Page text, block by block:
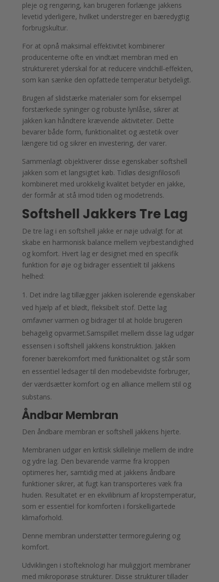
pleje og rengøring, kan brugeren forlænge jakkens
levetid yderligere, hvilket understreger en bæredygtig
forbrugskultur.
For at opnå maksimal effektivitet kombinerer
producenterne ofte en vindtæt membran med en
struktureret yderskal for at reducere vindchill-effekten,
som kan sænke den opfattede temperatur betydeligt.
Brugen af slidstærke materialer som for eksempel
forstærkede syninger og robuste lynlåse, sikrer at
jakken kan håndtere krævende aktiviteter. Dette
bevarer både form, funktionalitet og æstetik over
længere tid og sikrer en investering, der varer.
Sammenlagt objektiverer disse egenskaber softshell
jakken som et langsigtet køb. Tidløs designfilosofi
kombineret med urokkelig kvalitet betyder en jakke,
der formår at stå imod tiden og modetrends.
Softshell Jakkers Tre Lag
De tre lag i en softshell jakke er nøje udvalgt for at
skabe en harmonisk balance mellem vejrbestandighed
og komfort. Hvert lag er designet med en specifik
funktion for øje og bidrager essentielt til jakkens
helhed:
Det indre lag tillægger jakken isolerende egenskaber
ved hjælp af et blødt, fleksibelt stof. Dette lag
omfavner varmen og bidrager til at holde brugeren
behagelig opvarmet.Samspillet mellem disse lag udgør
essensen i softshell jakkens konstruktion. Jakken
forener bærekomfort med funktionalitet og står som
en essentiel ledsager til den modebevidste forbruger,
der værdsætter komfort og en alliance mellem stil og
substans.
Åndbar Membran
Den åndbare membran er softshell jakkens hjerte.
Membranen udgør en kritisk skillelinje mellem de indre
og ydre lag. Den bevarende varme fra kroppen
optimeres her, samtidig med at jakkens åndbare
funktioner sikrer, at fugt kan transporteres væk fra
huden. Resultatet er en ekvilibrium af kropstemperatur,
som er essentiel for komforten i forskelligartede
klimaforhold.
Denne membran understøtter termoregulering og
komfort.
Udviklingen i stofteknologi har muliggjort membraner
med mikroporøse strukturer. Disse strukturer tillader